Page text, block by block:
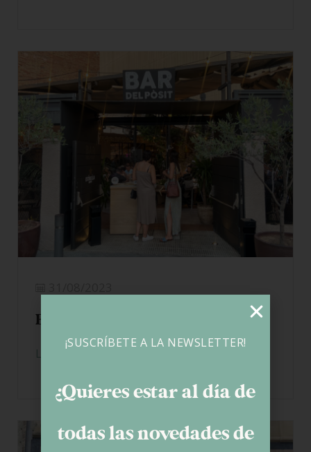
El Postit – Cambrils
LEER MÁS
¡SUSCRÍBETE A LA NEWSLETTER!
¿Quieres estar al día de
todas las novedades de